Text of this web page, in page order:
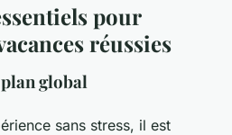
pour
réussies
plan global
sans stress, il est